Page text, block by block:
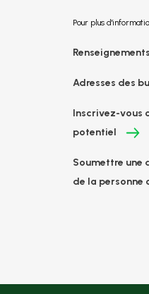
Pour plus
Adresses des
Inscrivez-vous
potentiel
Soumettre une
de la personne